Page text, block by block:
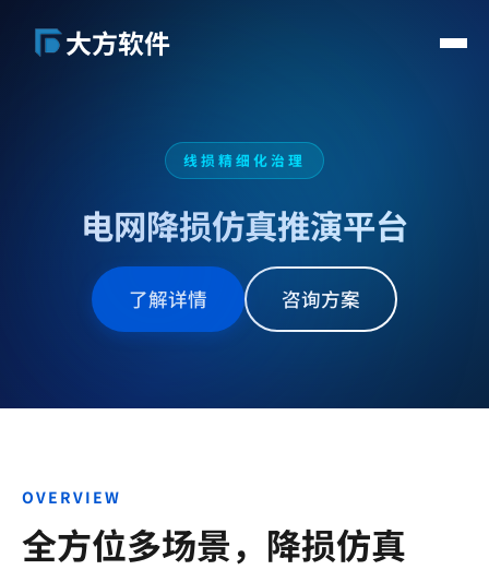
大方软件
解决方案
关于我们
联系我们
线损精细化治理
电网降损仿真推演平台
了解详情 咨询方案
OVERVIEW
全方位多场景，降损仿真